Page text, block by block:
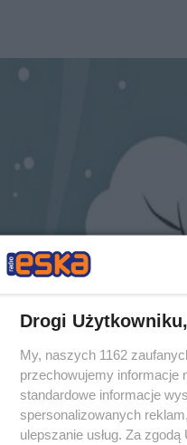
Drogi Użytkowniku,
My, naszych 1162
przechowujemy informacje
standardowe informacje
spersonalizowanych
ulepszanie usług. Za